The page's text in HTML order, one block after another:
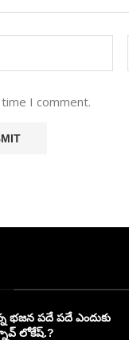
I comment.
భజన పదే పదే ఎందుకు
లోకేష్.?